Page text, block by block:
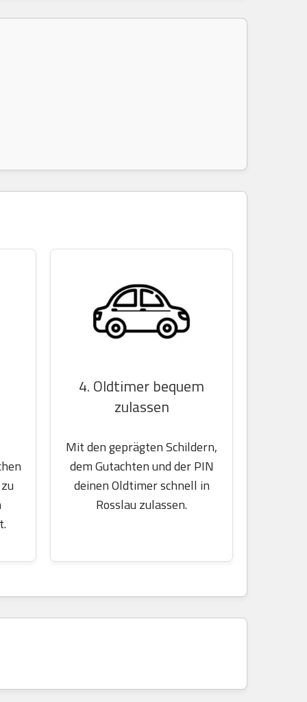
4. Oldtimer bequem
zulassen
Mit den geprägten Schildern,
dem Gutachten und der PIN
deinen Oldtimer schnell in
Rosslau zulassen.